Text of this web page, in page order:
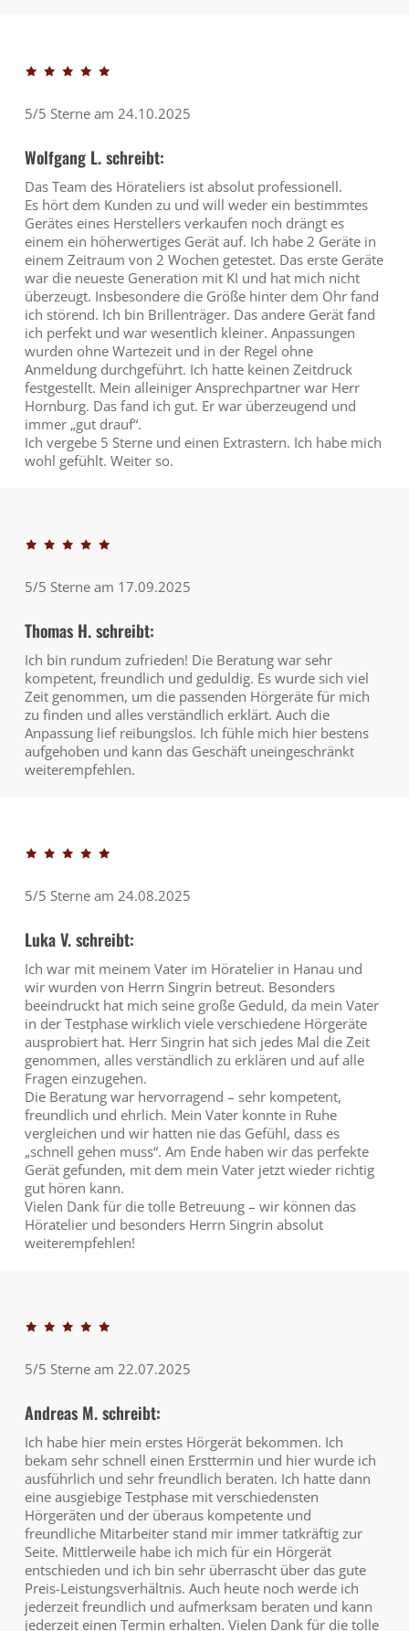
5/5 Sterne am 24.10.2025
Wolfgang L. schreibt:
Das Team des Hörateliers ist absolut professionell.
Es hört dem Kunden zu und will weder ein bestimmtes
Gerätes eines Herstellers verkaufen noch drängt es
einem ein höherwertiges Gerät auf. Ich habe 2 Geräte in
einem Zeitraum von 2 Wochen getestet. Das erste Geräte
war die neueste Generation mit KI und hat mich nicht
überzeugt. Insbesondere die Größe hinter dem Ohr fand
ich störend. Ich bin Brillenträger. Das andere Gerät fand
ich perfekt und war wesentlich kleiner. Anpassungen
wurden ohne Wartezeit und in der Regel ohne
Anmeldung durchgeführt. Ich hatte keinen Zeitdruck
festgestellt. Mein alleiniger Ansprechpartner war Herr
Hornburg. Das fand ich gut. Er war überzeugend und
immer „gut drauf“.
Ich vergebe 5 Sterne und einen Extrastern. Ich habe mich
wohl gefühlt. Weiter so.
5/5 Sterne am 17.09.2025
Thomas H. schreibt:
Ich bin rundum zufrieden! Die Beratung war sehr
kompetent, freundlich und geduldig. Es wurde sich viel
Zeit genommen, um die passenden Hörgeräte für mich
zu finden und alles verständlich erklärt. Auch die
Anpassung lief reibungslos. Ich fühle mich hier bestens
aufgehoben und kann das Geschäft uneingeschränkt
weiterempfehlen.
5/5 Sterne am 24.08.2025
Luka V. schreibt:
Ich war mit meinem Vater im Höratelier in Hanau und
wir wurden von Herrn Singrin betreut. Besonders
beeindruckt hat mich seine große Geduld, da mein Vater
in der Testphase wirklich viele verschiedene Hörgeräte
ausprobiert hat. Herr Singrin hat sich jedes Mal die Zeit
genommen, alles verständlich zu erklären und auf alle
Fragen einzugehen.
Die Beratung war hervorragend – sehr kompetent,
freundlich und ehrlich. Mein Vater konnte in Ruhe
vergleichen und wir hatten nie das Gefühl, dass es
„schnell gehen muss“. Am Ende haben wir das perfekte
Gerät gefunden, mit dem mein Vater jetzt wieder richtig
gut hören kann.
Vielen Dank für die tolle Betreuung – wir können das
Höratelier und besonders Herrn Singrin absolut
weiterempfehlen!
5/5 Sterne am 22.07.2025
Andreas M. schreibt:
Ich habe hier mein erstes Hörgerät bekommen. Ich
bekam sehr schnell einen Ersttermin und hier wurde ich
ausführlich und sehr freundlich beraten. Ich hatte dann
eine ausgiebige Testphase mit verschiedensten
Hörgeräten und der überaus kompetente und
freundliche Mitarbeiter stand mir immer tatkräftig zur
Seite. Mittlerweile habe ich mich für ein Hörgerät
entschieden und ich bin sehr überrascht über das gute
Preis-Leistungsverhältnis. Auch heute noch werde ich
jederzeit freundlich und aufmerksam beraten und kann
jederzeit einen Termin erhalten. Vielen Dank für die tolle